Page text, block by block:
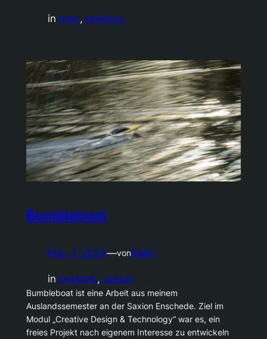
in msd, projects
Bumbleboat
Feb. 1, 2023—vonKalle
in projects, saxion
Bumbleboat ist eine Arbeit aus meinem
Auslandssemester an der Saxion Enschede. Ziel im
Modul „Creative Design & Technology“ war es, ein
freies Projekt nach eigenem Interesse zu entwickeln